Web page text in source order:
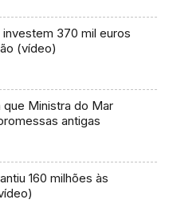
370 mil euros
(vídeo)
que Ministra do Mar
antigas
160 milhões às